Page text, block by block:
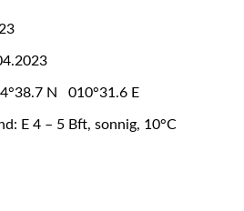
N 010°31.6 E
– 5 Bft, sonnig, 10°C